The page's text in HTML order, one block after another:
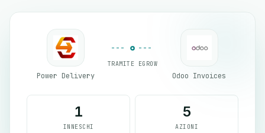
Power Delivery
TRAMITE EGROW
Odoo Invoices
1
INNESCHI
5
AZIONI